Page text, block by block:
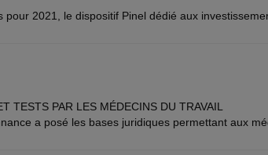
pour 2021, le dispositif Pinel dédié aux
TESTS PAR LES MÉDECINS DU TRAVAIL
a posé les bases juridiques permettant aux